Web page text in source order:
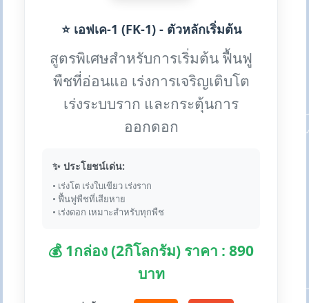
⭐ เอฟเค-1 (FK-1) - ตัวหลักเริ่มต้น
สูตรพิเศษสำหรับการเริ่มต้น ฟื้นฟู
พืชที่อ่อนแอ เร่งการเจริญเติบโต
เร่งระบบราก และกระตุ้นการ
ออกดอก
✨ ประโยชน์เด่น:
• เร่งโต เร่งใบเขียว เร่งราก
• ฟื้นฟูพืชที่เสียหาย
• เร่งดอก เหมาะสำหรับทุกพืช
💰 1กล่อง (2กิโลกรัม) ราคา : 890
บาท